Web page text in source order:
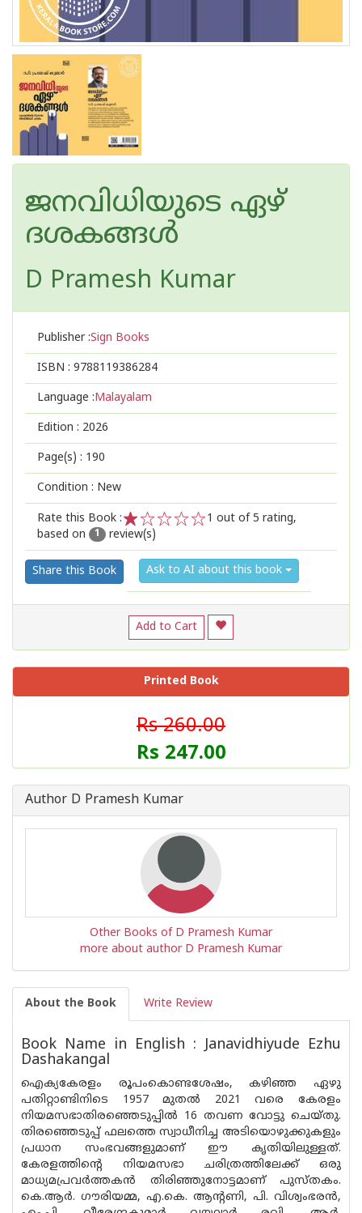
ജനവിധിയുടെ ഏഴ്
ദശകങ്ങൾ
D Pramesh Kumar
Publisher :Sign Books
ISBN : 9788119386284
Language :Malayalam
Edition : 2026
Page(s) : 190
Condition : New
Rate this Book :
2
1
1 out of 5 rating,
based on
1 review(s)
Share this Book Ask to AI about this book
Add to Cart
Printed Book
Rs 260.00
Rs 247.00
Author D Pramesh Kumar
Other Books of D Pramesh Kumar
more about author D Pramesh Kumar
About the Book Write Review
Book Name in English : Janavidhiyude Ezhu
Dashakangal
ഐക്യകേരളം രൂപംകൊണ്ടശേഷം, കഴിഞ്ഞ ഏഴു
പതിറ്റാണ്ടിനിടെ 1957 മുതൽ 2021 വരെ കേരളം
നിയമസഭാതിരഞ്ഞെടുപ്പിൽ 16 തവണ വോട്ടു ചെയ്‌തു.
തിരഞ്ഞെടുപ്പ് ഫലത്തെ സ്വാധീനിച്ച അടിയൊഴുക്കുകളും
പ്രധാന സംഭവങ്ങളുമാണ് ഈ കൃതിയിലുള്ളത്.
കേരളത്തിൻ്റെ നിയമസഭാ ചരിത്രത്തിലേക്ക് ഒരു
മാധ്യമപ്രവർത്തകൻ തിരിഞ്ഞുനോട്ടമാണ് പുസ്‌തകം.
കെ.ആർ. ഗൗരിയമ്മ, എ.കെ. ആന്റണി, പി. വിശ്വംഭരൻ,